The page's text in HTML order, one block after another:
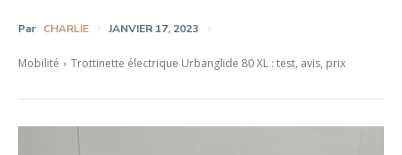
Par CHARLIE JANVIER 17, 2023
Mobilité Trottinette électrique Urbanglide 80 XL : test, avis, prix